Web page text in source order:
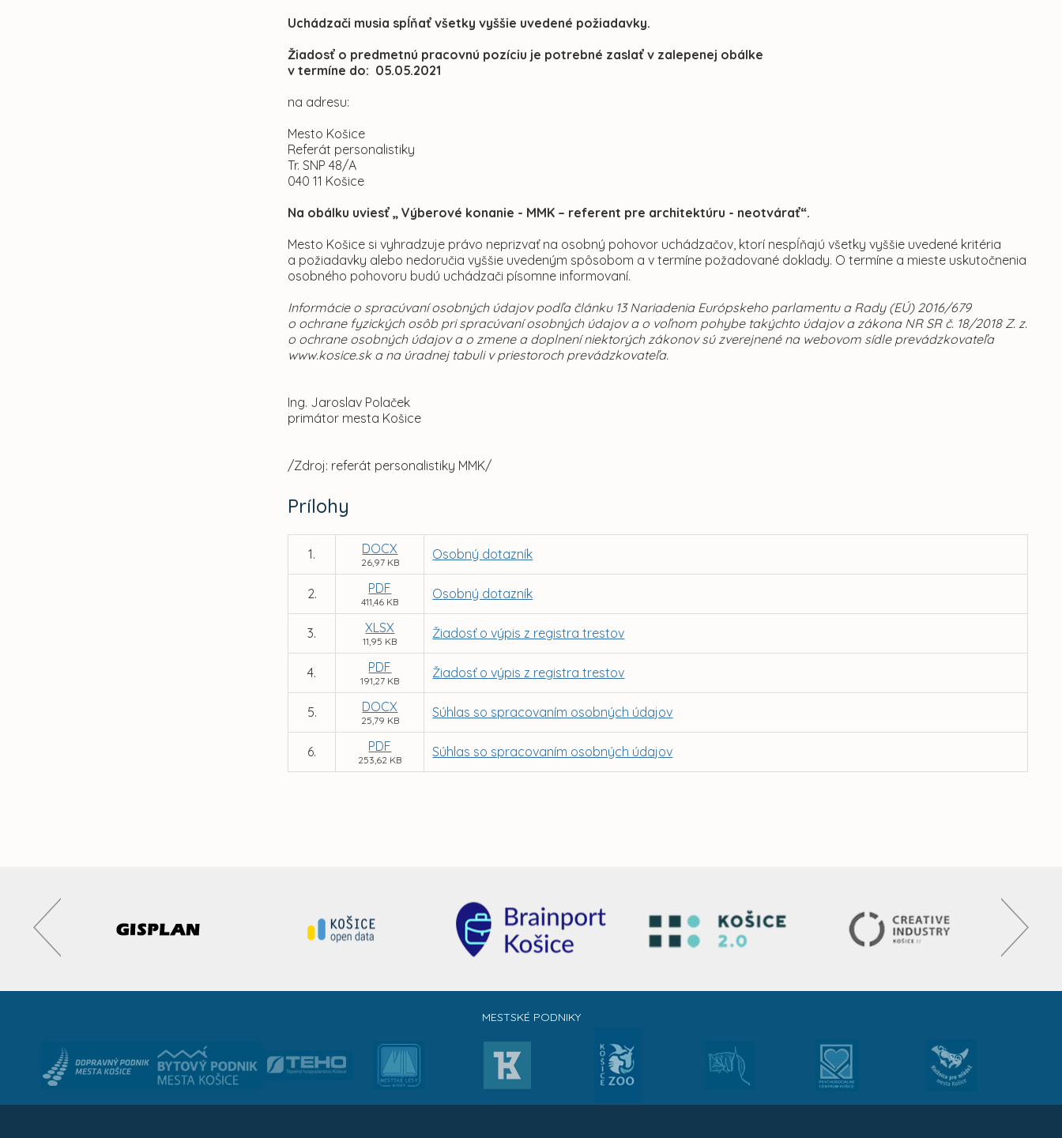
Uchádzači musia spĺňať všetky vyššie uvedené požiadavky.
Žiadosť o predmetnú pracovnú pozíciu je potrebné zaslať v zalepenej obálke
v termíne do: 05.05.2021
na adresu:
Mesto Košice
Referát personalistiky
Tr. SNP 48/A
040 11 Košice
Na obálku uviesť „ Výberové konanie - MMK – referent pre architektúru - neotvárať“.
Mesto Košice si vyhradzuje právo neprizvať na osobný pohovor uchádzačov, ktorí nespĺňajú všetky vyššie uvedené kritéria
a požiadavky alebo nedoručia vyššie uvedeným spôsobom a v termíne požadované doklady. O termíne a mieste uskutočnenia
osobného pohovoru budú uchádzači písomne informovaní.
Informácie o spracúvaní osobných údajov podľa článku 13 Nariadenia Európskeho parlamentu a Rady (EÚ) 2016/679
o ochrane fyzických osôb pri spracúvaní osobných údajov a o voľnom pohybe takýchto údajov a zákona NR SR č. 18/2018 Z. z.
o ochrane osobných údajov a o zmene a doplnení niektorých zákonov sú zverejnené na webovom sídle prevádzkovateľa
www.kosice.sk a na úradnej tabuli v priestoroch prevádzkovateľa.
Ing. Jaroslav Polaček
primátor mesta Košice
/Zdroj: referát personalistiky MMK/
Prílohy
1. DOCX
26,97 KB
Osobný dotazník
2. PDF
411,46 KB
Osobný dotazník
3. XLSX
11,95 KB
Žiadosť o výpis z registra trestov
4. PDF
191,27 KB
Žiadosť o výpis z registra trestov
5. DOCX
25,79 KB
Súhlas so spracovaním osobných údajov
6. PDF
253,62 KB
Súhlas so spracovaním osobných údajov
MESTSKÉ PODNIKY